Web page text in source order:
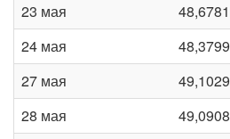
23 мая
48,6781
24 мая
48,3799
27 мая
49,1029
28 мая
49,0908